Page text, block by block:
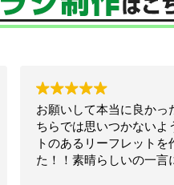
コーチとして独立
なっています。
これまでに、ホー
レットや名刺を作